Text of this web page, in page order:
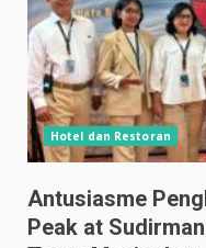
Hotel dan Restoran
Antusiasme
Peak at